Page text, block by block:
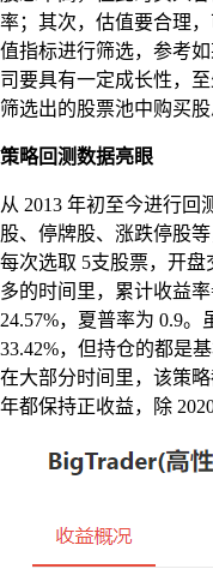
率；其次，估值要合理
值指标进行筛选，参考
司要具有一定成长性，
筛选出的股票池中购买
策略回测数据亮眼
从 2013 年初至今进行回
股、停牌股、涨跌停股
每次选取 5支股票，开
多的时间里，累计收益
24.57%，夏普率为 0.9
33.42%，但持仓的都是
在大部分时间里，该策
年都保持正收益，除